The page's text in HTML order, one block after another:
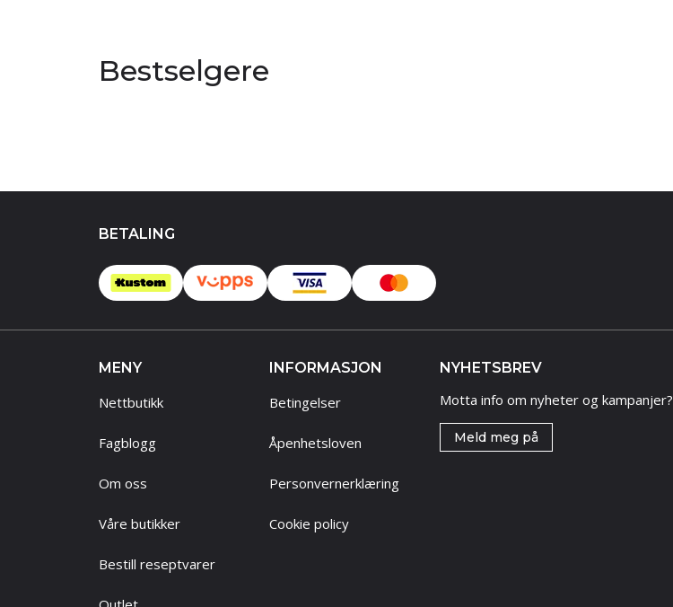
Bestselgere
BETALING
MENY
Nettbutikk
Fagblogg
Om oss
Våre butikker
Bestill reseptvarer
INFORMASJON
Betingelser
Åpenhetsloven
Personvernerklæring
Cookie policy
NYHETSBREV
Motta info om nyheter og kampanjer?
Meld meg på